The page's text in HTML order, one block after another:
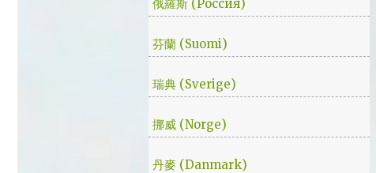
俄羅斯 (Россия)
芬蘭 (Suomi)
瑞典 (Sverige)
挪威 (Norge)
丹麥 (Danmark)